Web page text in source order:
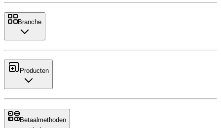
Branche
Producten
Betaalmethoden